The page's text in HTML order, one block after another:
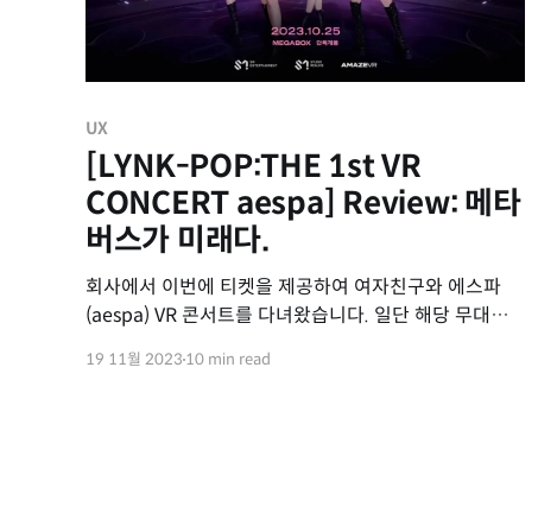
UX
[LYNK-POP:THE 1st VR
CONCERT aespa] Review: 메타
버스가 미래다.
회사에서 이번에 티켓을 제공하여 여자친구와 에스파
(aespa) VR 콘서트를 다녀왔습니다. 일단 해당 무대에
엔터 산업과 팬덤 비즈니스 에 대한 높은 관심 2. AR/VR
19 11월 2023 10 min read